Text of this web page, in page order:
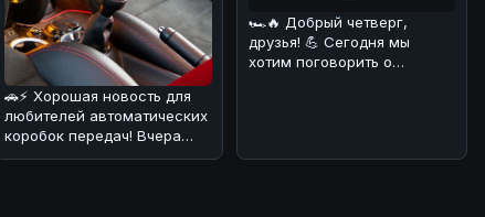
🚗⚡ Хорошая новость для
любителей автоматических
коробок передач! Вчера
стало известно, что еще
🏎🔥 Добрый четверг,
друзья! 💪 Сегодня мы
хотим поговорить о